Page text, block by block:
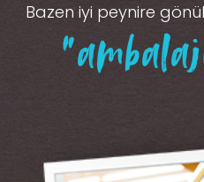
Bazen iyi peynire